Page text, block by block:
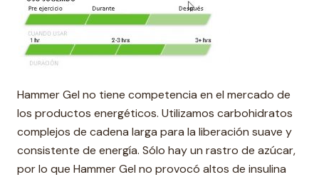
Hammer Gel no tiene competencia en el mercado de
los productos energéticos. Utilizamos carbohidratos
complejos de cadena larga para la liberación suave y
consistente de energía. Sólo hay un rastro de azúcar,
por lo que Hammer Gel no provocó altos de insulina